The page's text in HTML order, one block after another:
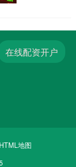
在线配资开户
HTML地图